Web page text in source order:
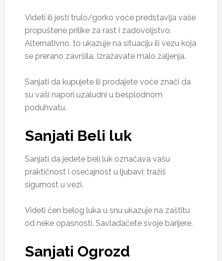
Videti ili jesti trulo/gorko voće predstavlja vaše
propuštene prilike za rast i zadovoljstvo.
Alternativno, to ukazuje na situaciju ili vezu koja
se prerano završila. Izražavate malo žaljenja.
Sanjati da kupujete ili prodajete voće znači da
su vaši napori uzaludni u besplodnom
poduhvatu.
Sanjati Beli luk
Sanjati da jedete beli luk označava vašu
praktičnost i osećajnost u ljubavi; tražiš
sigurnost u vezi.
Videti čen belog luka u snu ukazuje na zaštitu
od neke opasnosti. Savladaćete svoje barijere.
Sanjati Ogrozd